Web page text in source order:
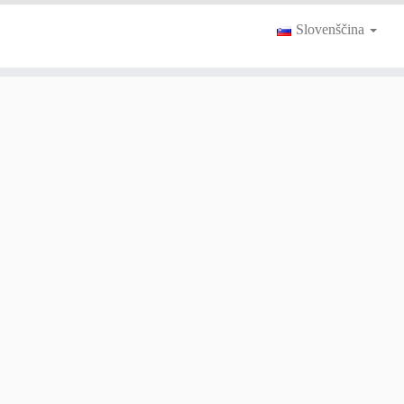
Slovenščina